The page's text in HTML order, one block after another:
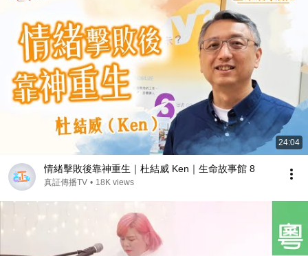
24:04
情緒擊敗後靠神重生｜杜結威 Ken｜生命故事館 8
真証傳播TV • 18K views